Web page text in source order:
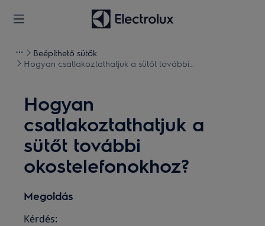
Beépíthető sütők
Hogyan csatlakoztathatjuk a sütőt további
Hogyan
csatlakoztathatjuk a
sütőt további
okostelefonokhoz?
Megoldás
Kérdés: